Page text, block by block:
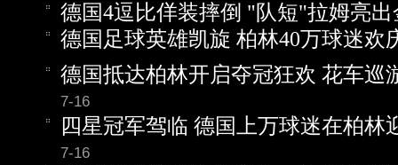
德国4逗比佯装摔倒 "队短"拉姆亮出
德国足球英雄凯旋 柏林40万球迷欢
德国抵达柏林开启夺冠狂欢 花车巡
7-16
四星冠军驾临 德国上万球迷在柏林
7-16